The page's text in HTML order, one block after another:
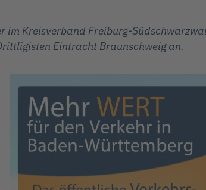
im Kreisverband Freiburg-
Eintracht Braunschweig an.